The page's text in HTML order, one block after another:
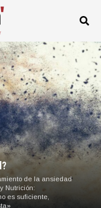
de la ansiedad
Nutrición:
es suficiente,